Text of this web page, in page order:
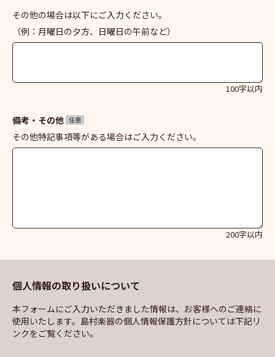
その他の場合は以下にご入力ください。
（例：月曜日の夕方、日曜日の午前など）
100字以内
備考・その他 任意
その他特記事項等がある場合はご入力ください。
200字以内
個人情報の取り扱いについて
本フォームにご入力いただきました情報は、お客様へのご連絡に
使用いたします。島村楽器の個人情報保護方針については下記リ
ンクをご覧ください。